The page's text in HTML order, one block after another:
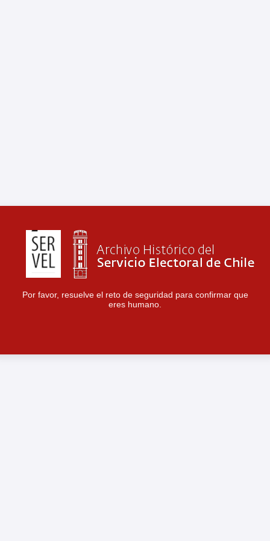
Por favor, resuelve el reto de seguridad para confirmar que
eres humano.